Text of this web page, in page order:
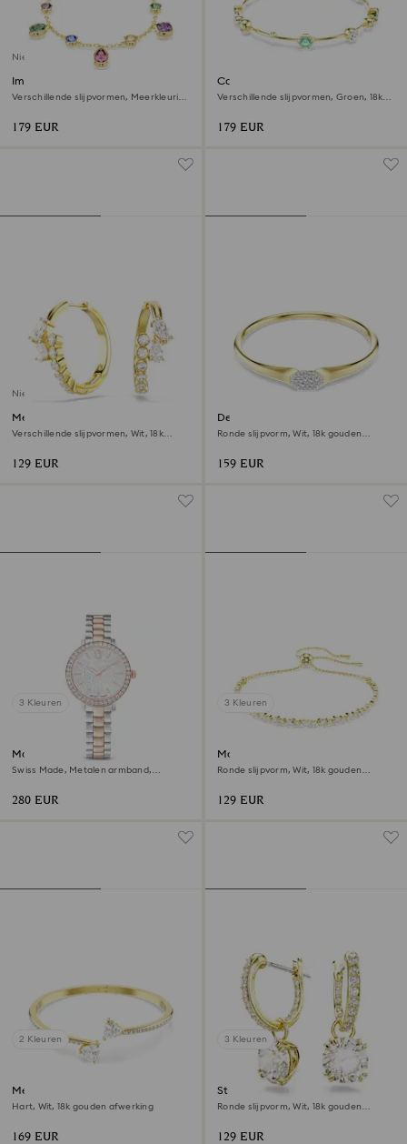
Nieuw
Imber armband
Verschillende slijpvormen, Meerkleurig,
179 EUR
Constella armband
Verschillende slijpvormen, Groen, ‎18k
179 EUR
Nieuw
Mesmera ringoorbellen
Verschillende slijpvormen, Wit, ‎18k
129 EUR
Dextera armband
Ronde slijpvorm, Wit, ‎18k gouden
159 EUR
3 Kleuren
Matrix 3-link horloge
Swiss Made, Metalen armband,
280 EUR
3 Kleuren
Matrix armband
Ronde slijpvorm, Wit, ‎18k gouden
129 EUR
2 Kleuren
Mesmera armband
Hart, Wit, ‎18k gouden afwerking
169 EUR
3 Kleuren
Stilla Oorhangers
Ronde slijpvorm, Wit, ‎18k gouden
129 EUR